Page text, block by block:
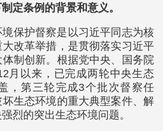
定条例的背景和意义。
保护督察是以习近平同志为核
改革举措，是贯彻落实习近平
制创新。根据党中央、国务院
月以来，已完成两轮中央生态
，第三轮完成3个批次督察任
生态环境的重大典型案件、解
烈的突出生态环境问题。